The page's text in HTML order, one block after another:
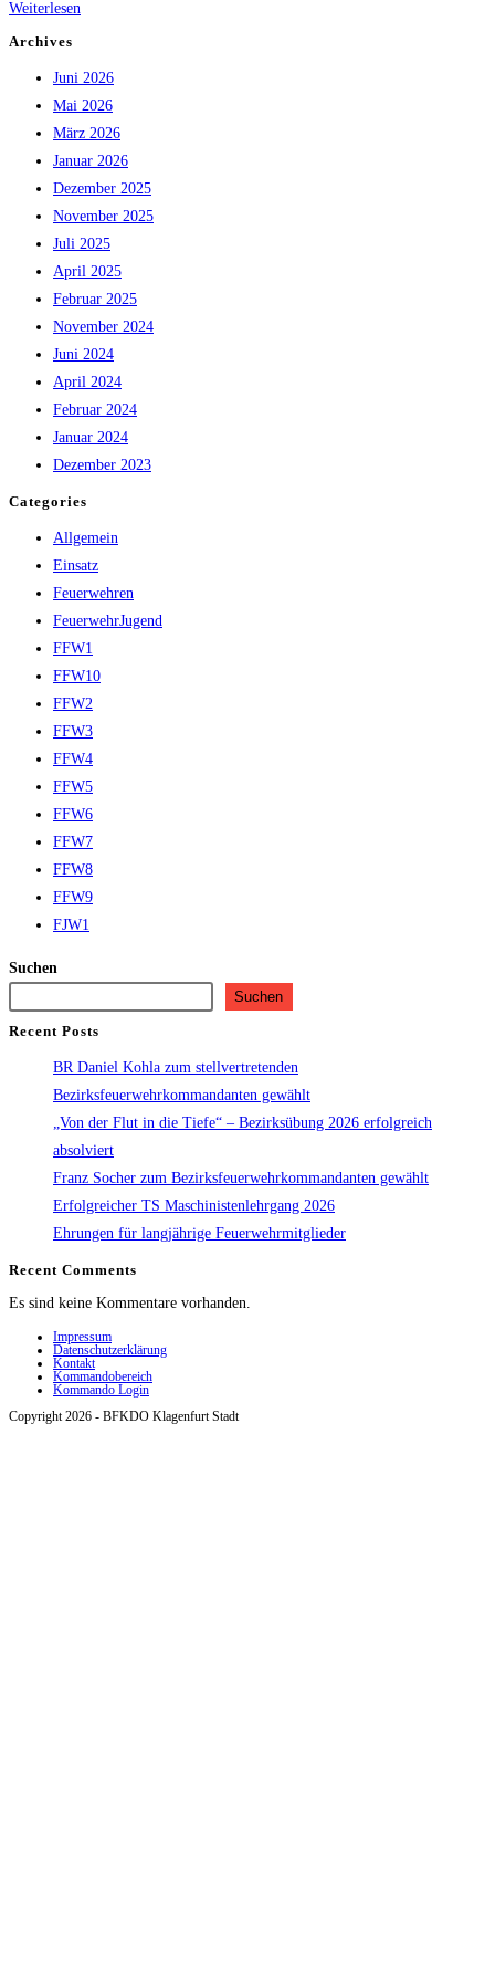
Weiterlesen
Leistungen
im
Bezirk
Klagenfurt-
Stadt
Archives
Juni 2026
Mai 2026
März 2026
Januar 2026
Dezember 2025
November 2025
Juli 2025
April 2025
Februar 2025
November 2024
Juni 2024
April 2024
Februar 2024
Januar 2024
Dezember 2023
Categories
Allgemein
Einsatz
Feuerwehren
FeuerwehrJugend
FFW1
FFW10
FFW2
FFW3
FFW4
FFW5
FFW6
FFW7
FFW8
FFW9
FJW1
Suchen
Suchen
Recent Posts
BR Daniel Kohla zum stellvertretenden
Bezirksfeuerwehrkommandanten gewählt
„Von der Flut in die Tiefe“ – Bezirksübung 2026 erfolgreich
absolviert
Franz Socher zum Bezirksfeuerwehrkommandanten gewählt
Erfolgreicher TS Maschinistenlehrgang 2026
Ehrungen für langjährige Feuerwehrmitglieder
Recent Comments
Es sind keine Kommentare vorhanden.
Impressum
Datenschutzerklärung
Kontakt
Kommandobereich
Kommando Login
Copyright 2026 - BFKDO Klagenfurt Stadt